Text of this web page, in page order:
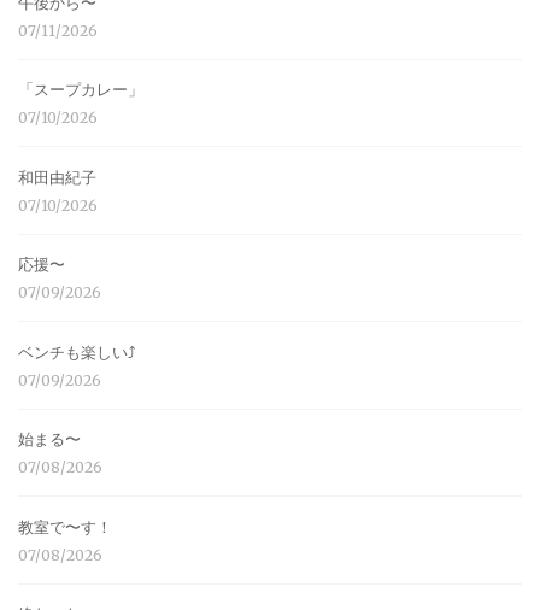
07/11/2026
「スープカレー」
07/10/2026
和田由紀子
07/10/2026
応援〜
07/09/2026
ベンチも楽しい⤴︎
07/09/2026
始まる〜
07/08/2026
教室で〜す！
07/08/2026